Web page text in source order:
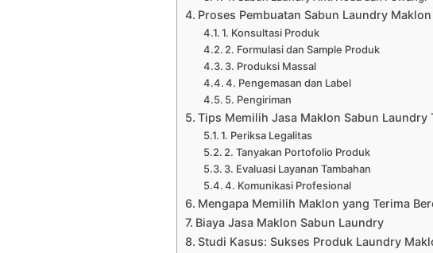
Proses Pembuatan Sabun Laundry Maklon
1. Konsultasi Produk
2. Formulasi dan Sample Produk
3. Produksi Massal
4. Pengemasan dan Label
5. Pengiriman
Tips Memilih Jasa Maklon Sabun Laundry
1. Periksa Legalitas
2. Tanyakan Portofolio Produk
3. Evaluasi Layanan Tambahan
4. Komunikasi Profesional
Mengapa Memilih Maklon yang Terima
Biaya Jasa Maklon Sabun Laundry
Studi Kasus: Sukses Produk Laundry